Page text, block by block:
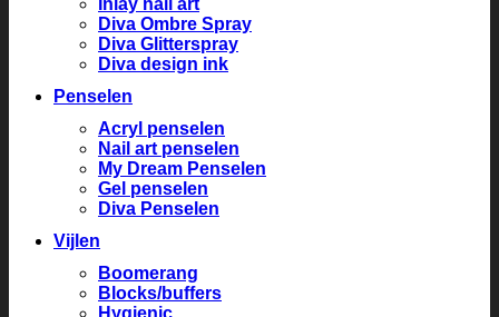
Inlay nail art
Diva Ombre Spray
Diva Glitterspray
Diva design ink
Penselen
Acryl penselen
Nail art penselen
My Dream Penselen
Gel penselen
Diva Penselen
Vijlen
Boomerang
Blocks/buffers
Hygienic